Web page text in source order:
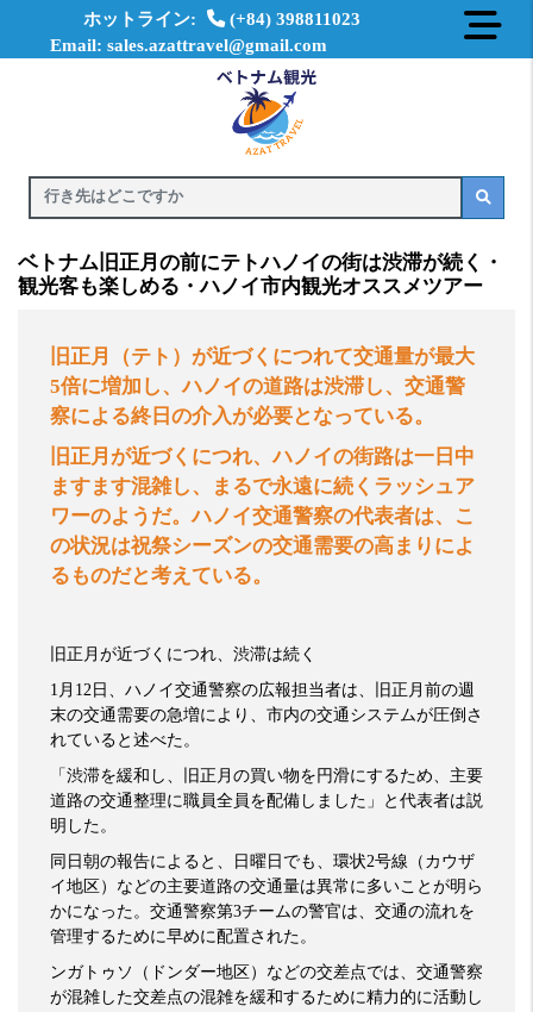
ホットライン:
(+84) 398811023
Email: sales.azattravel@gmail.com
ベトナム旧正月の前にテトハノイの街は渋滞が続く・
観光客も楽しめる・ハノイ市内観光オススメツアー
旧正月（テト）が近づくにつれて交通量が最大
5倍に増加し、ハノイの道路は渋滞し、交通警
察による終日の介入が必要となっている。
旧正月が近づくにつれ、ハノイの街路は一日中
ますます混雑し、まるで永遠に続くラッシュア
ワーのようだ。ハノイ交通警察の代表者は、こ
の状況は祝祭シーズンの交通需要の高まりによ
るものだと考えている。
旧正月が近づくにつれ、渋滞は続く
1 月 12日、ハノイ交通警察の広報担当者は、旧正月前の週
末の交通需要の急増により、市内の交通システムが圧倒さ
れていると述べた。
「渋滞を緩和し、旧正月の買い物を円滑にするため、主要
道路の交通整理に職員全員を配備しました」と代表者は説
明した。
同日朝の報告によると、日曜日でも、環状2号線（カウザ
イ地区）などの主要道路の交通量は異常に多いことが明ら
かになった。交通警察第3チームの警官は、交通の流れを
管理するために早めに配置された。
ンガトゥソ（ドンダー地区）などの交差点では、交通警察
が混雑した交差点の混雑を緩和するために精力的に活動し